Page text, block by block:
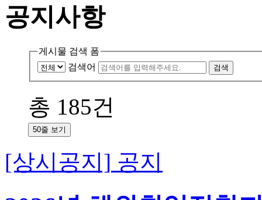
공지사항
게시물 검색 폼
검색어
총 185건
50줄 보기
[상시공지] 공지